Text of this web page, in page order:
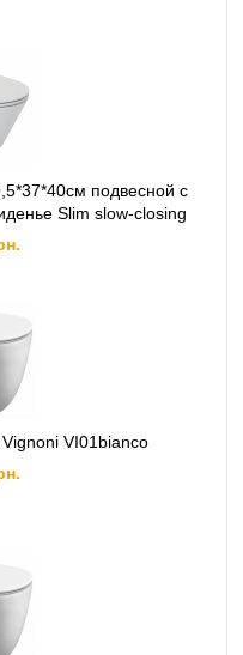
подвесной с
Slim slow-closing
VI01bianco